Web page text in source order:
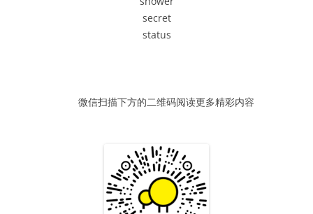
secret
status
微信扫描下方的二维码阅读更多精彩内容